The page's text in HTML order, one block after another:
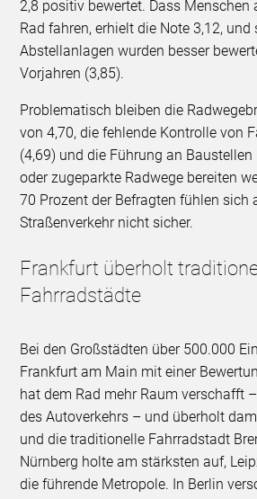
2,8 positiv bewertet. Dass Menschen
Rad fahren, erhielt die Note 3,12, und
Abstellanlagen wurden besser
Vorjahren (3,85).
Problematisch bleiben die
von 4,70, die fehlende Kontrolle von
(4,69) und die Führung an
oder zugeparkte Radwege bereiten
70 Prozent der Befragten fühlen sich
Straßenverkehr nicht sicher.
Frankfurt überholt
Fahrradstädte
Bei den Großstädten über 500.000
Frankfurt am Main mit einer
hat dem Rad mehr Raum verschafft
des Autoverkehrs – und überholt
und die traditionelle Fahrradstadt
Nürnberg holte am stärksten auf,
die führende Metropole. In Berlin